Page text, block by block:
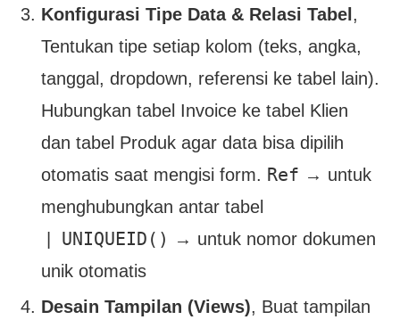
Konfigurasi Tipe Data & Relasi Tabel ,
Tentukan tipe setiap kolom (teks, angka,
tanggal, dropdown, referensi ke tabel lain).
Hubungkan tabel Invoice ke tabel Klien
dan tabel Produk agar data bisa dipilih
otomatis saat mengisi form. Ref → untuk
menghubungkan antar tabel
UNIQUEID()
→ untuk nomor dokumen
unik otomatis
Desain Tampilan (Views), Buat tampilan